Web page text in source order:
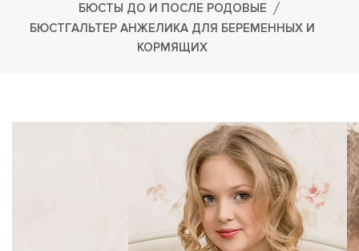
БЮСТЫ ДО И ПОСЛЕ РОДОВЫЕ
БЮСТГАЛЬТЕР АНЖЕЛИКА ДЛЯ БЕРЕМЕННЫХ И
КОРМЯЩИХ